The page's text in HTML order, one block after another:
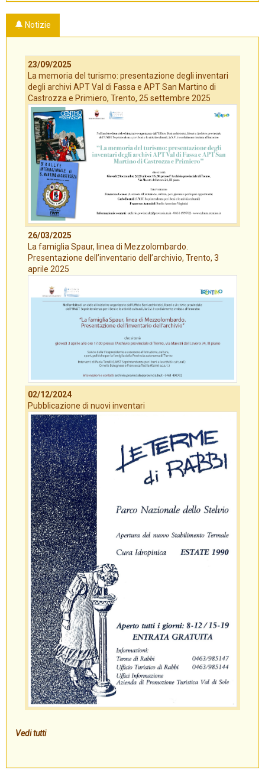
Notizie
23/09/2025
La memoria del turismo: presentazione degli inventari
degli archivi APT Val di Fassa e APT San Martino di
Castrozza e Primiero, Trento, 25 settembre 2025
26/03/2025
La famiglia Spaur, linea di Mezzolombardo.
Presentazione dell’inventario dell’archivio, Trento, 3
aprile 2025
02/12/2024
Pubblicazione di nuovi inventari
Vedi tutti